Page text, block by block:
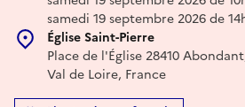
samedi 19 septembre 2026 de
Église Saint-Pierre
Place de l'Église 28410
Val de Loire, France